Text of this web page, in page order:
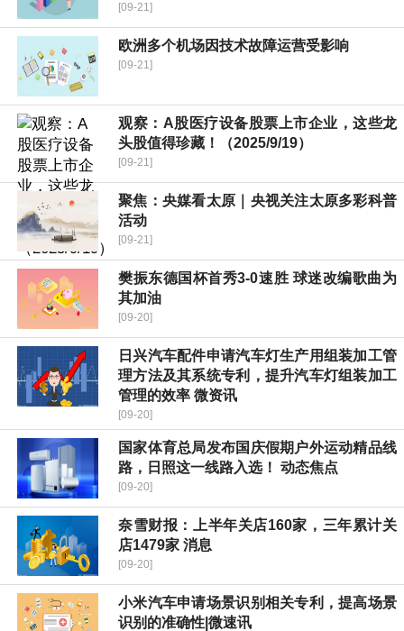
[09-21]
欧洲多个机场因技术故障运营受影响
[09-21]
观察：A股医疗设备股票上市企业，这些龙
头股值得珍藏！（2025/9/19）
[09-21]
聚焦：央媒看太原｜央视关注太原多彩科普
活动
[09-21]
樊振东德国杯首秀3-0速胜 球迷改编歌曲为
其加油
[09-20]
日兴汽车配件申请汽车灯生产用组装加工管
理方法及其系统专利，提升汽车灯组装加工
管理的效率 微资讯
[09-20]
国家体育总局发布国庆假期户外运动精品线
路，日照这一线路入选！ 动态焦点
[09-20]
奈雪财报：上半年关店160家，三年累计关
店1479家 消息
[09-20]
小米汽车申请场景识别相关专利，提高场景
识别的准确性|微速讯